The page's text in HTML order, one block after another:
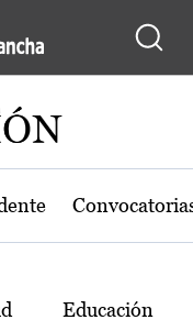
Castilla-La
Educación